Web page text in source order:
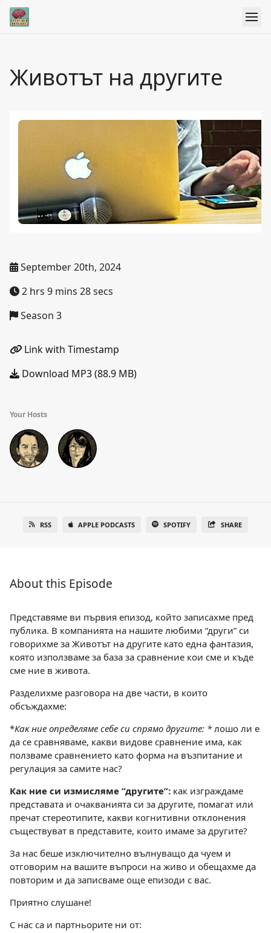
Животът на другите
September 20th, 2024
2 hrs 9 mins 28 secs
Season 3
Link with Timestamp
Download MP3 (88.9 MB)
Your Hosts
RSS APPLE PODCASTS SPOTIFY SHARE
About this Episode
Представяме ви първия епизод, който записахме пред
публика. В компанията на нашите любими “други” си
говорихме за Животът на другите като една фантазия,
която използваме за база за сравнение кои сме и къде
сме ние в живота.
Разделихме разговора на две части, в които
обсъждахме:
*Как ние определяме себе си спрямо другите: *лошо ли е
да се сравняваме, какви видове сравнение има, как
ползваме сравнението като форма на възпитание и
регулация за самите нас?
Как ние си измисляме “другите”: как изграждаме
представата и очакванията си за другите, помагат или
пречат стереотипите, какви когнитивни отклонения
съществуват в представите, които имаме за другите?
За нас беше изключително вълнуващо да чуем и
отговорим на вашите въпроси на живо и обещахме да
повторим и да записваме още епизоди с вас.
Приятно слушане!
С нас са и партньорите ни от: